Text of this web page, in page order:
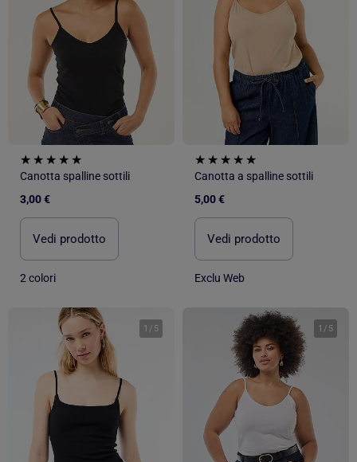
Canotta spalline sottili
3,00 €
Vedi prodotto
2 colori
Canotta a spalline sottili
5,00 €
Vedi prodotto
Exclu Web
1 / 5 1 / 5